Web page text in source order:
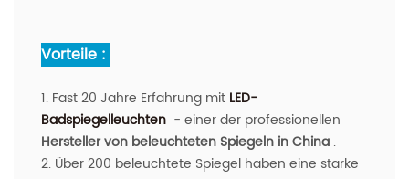
Vorteile :
1. Fast 20 Jahre Erfahrung mit LED-
Badspiegelleuchten - einer der professionellen
Hersteller von beleuchteten Spiegeln in China .
2. Über 200 beleuchtete Spiegel haben eine starke